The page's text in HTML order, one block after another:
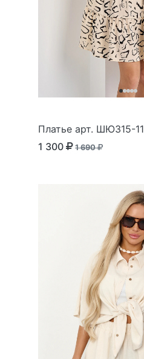
Платье арт. ШЮ315-11
1 300
1 690